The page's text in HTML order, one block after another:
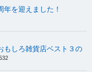
年を迎えました！
もしろ雑貨店ベスト３の